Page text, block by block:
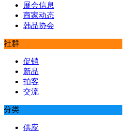
展会信息
商家动态
韩品协会
社群
促销
新品
拍客
交流
分类
供应